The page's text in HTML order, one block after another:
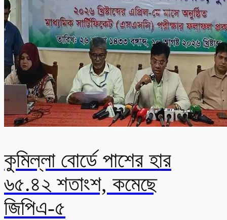
কুমিল্লা বোর্ডে পাশের হার
৬৫.৪২ শতাংশ, কমেছে
জিপিএ-৫